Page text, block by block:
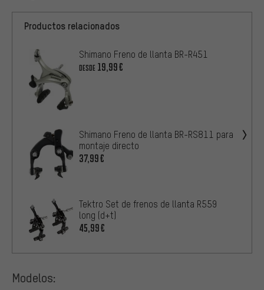
Productos relacionados
Shimano Freno de llanta BR-R451
DESDE 19,99€
Shimano Freno de llanta BR-RS811 para
montaje directo
37,99€
Tektro Set de frenos de llanta R559
long (d+t)
45,99€
Modelos: